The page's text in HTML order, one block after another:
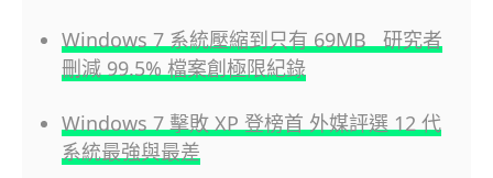
Windows 7 系統壓縮到只有 69MB 研究者
刪減 99.5% 檔案創極限紀錄
Windows 7 擊敗 XP 登榜首 外媒評選 12 代
系統最強與最差